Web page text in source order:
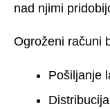
nad njimi
Ogroženi računi
Pošiljanje